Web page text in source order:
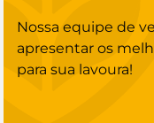
Nossa equipe de
apresentar os
para sua lavoura!